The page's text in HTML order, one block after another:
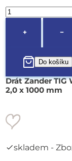
+ −
Drát Zander TIG
2,0 x 1000 mm
skladem -